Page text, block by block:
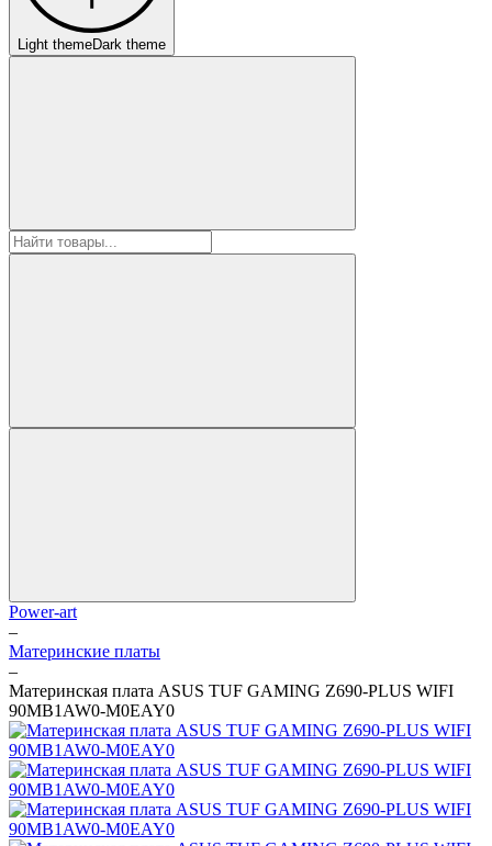
Light themeDark theme
Power-art
–
Материнские платы
–
Материнская плата ASUS TUF GAMING Z690-PLUS WIFI
90MB1AW0-M0EAY0